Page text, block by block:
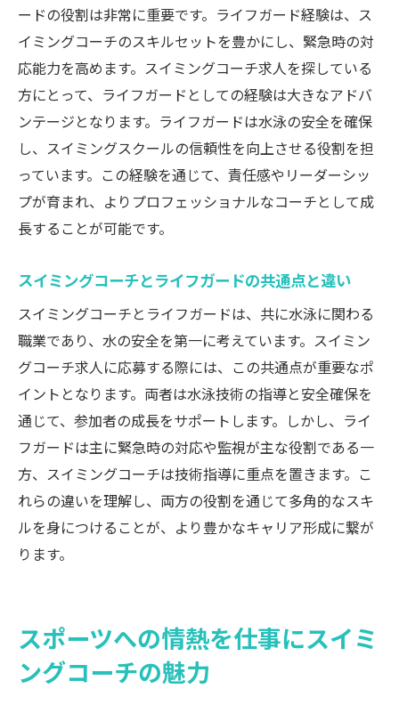
ードの役割は非常に重要です。ライフガード経験は、ス
イミングコーチのスキルセットを豊かにし、緊急時の対
応能力を高めます。スイミングコーチ求人を探している
方にとって、ライフガードとしての経験は大きなアドバ
ンテージとなります。ライフガードは水泳の安全を確保
し、スイミングスクールの信頼性を向上させる役割を担
っています。この経験を通じて、責任感やリーダーシッ
プが育まれ、よりプロフェッショナルなコーチとして成
長することが可能です。
スイミングコーチとライフガードの共通点と違い
スイミングコーチとライフガードは、共に水泳に関わる
職業であり、水の安全を第一に考えています。スイミン
グコーチ求人に応募する際には、この共通点が重要なポ
イントとなります。両者は水泳技術の指導と安全確保を
通じて、参加者の成長をサポートします。しかし、ライ
フガードは主に緊急時の対応や監視が主な役割である一
方、スイミングコーチは技術指導に重点を置きます。こ
れらの違いを理解し、両方の役割を通じて多角的なスキ
ルを身につけることが、より豊かなキャリア形成に繋が
ります。
スポーツへの情熱を仕事にスイミ
ングコーチの魅力